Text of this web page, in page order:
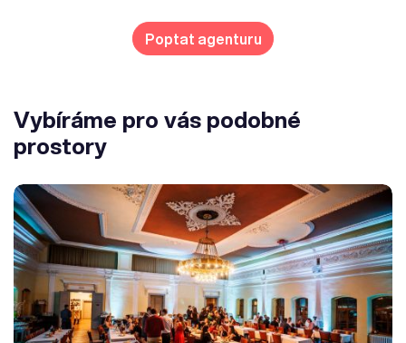
Poptat agenturu
Vybíráme pro vás podobné
prostory